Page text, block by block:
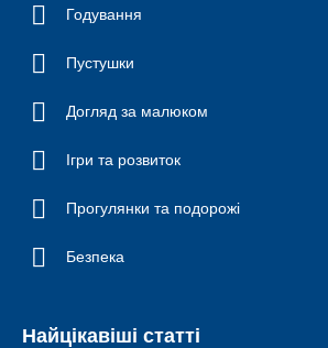
Годування
Пустушки
Догляд за малюком
Ігри та розвиток
Прогулянки та подорожі
Безпека
Найцікавіші статті